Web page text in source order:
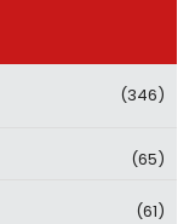
(346)
(65)
(61)